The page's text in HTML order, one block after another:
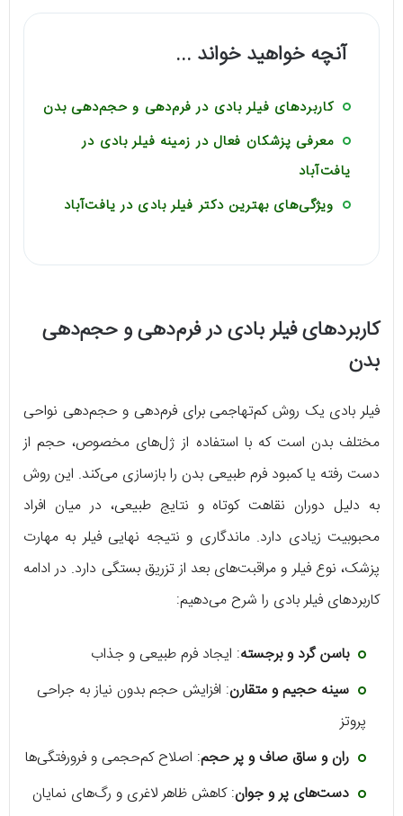
آنچه خواهید خواند ...
کاربردهای فیلر بادی در فرم‌دهی و حجم‌دهی بدن
معرفی پزشکان فعال در زمینه فیلر بادی در
یافت‌آباد
ویژگی‌های بهترین دکتر فیلر بادی در یافت‌آباد
کاربردهای فیلر بادی در فرم‌دهی و حجم‌دهی
بدن
فیلر بادی یک روش کم‌تهاجمی برای فرم‌دهی و حجم‌دهی نواحی
مختلف بدن است که با استفاده از ژل‌های مخصوص، حجم از
دست رفته یا کمبود فرم طبیعی بدن را بازسازی می‌کند. این روش
به دلیل دوران نقاهت کوتاه و نتایج طبیعی، در میان افراد
محبوبیت زیادی دارد. ماندگاری و نتیجه نهایی فیلر به مهارت
پزشک، نوع فیلر و مراقبت‌های بعد از تزریق بستگی دارد. در ادامه
کاربردهای فیلر بادی را شرح می‌دهیم:
باسن گرد و برجسته: ایجاد فرم طبیعی و جذاب
سینه حجیم و متقارن: افزایش حجم بدون نیاز به جراحی
پروتز
ران و ساق صاف و پر حجم: اصلاح کم‌حجمی و فرورفتگی‌ها
دست‌های پر و جوان: کاهش ظاهر لاغری و رگ‌های نمایان